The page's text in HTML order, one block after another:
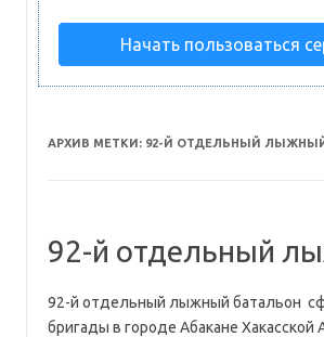
Начать пользоваться
АРХИВ МЕТКИ: 92-Й ОТДЕЛЬНЫЙ
92-й отдельный
92-й отдельный лыжный батальон
бригады в городе Абакане Хакасской